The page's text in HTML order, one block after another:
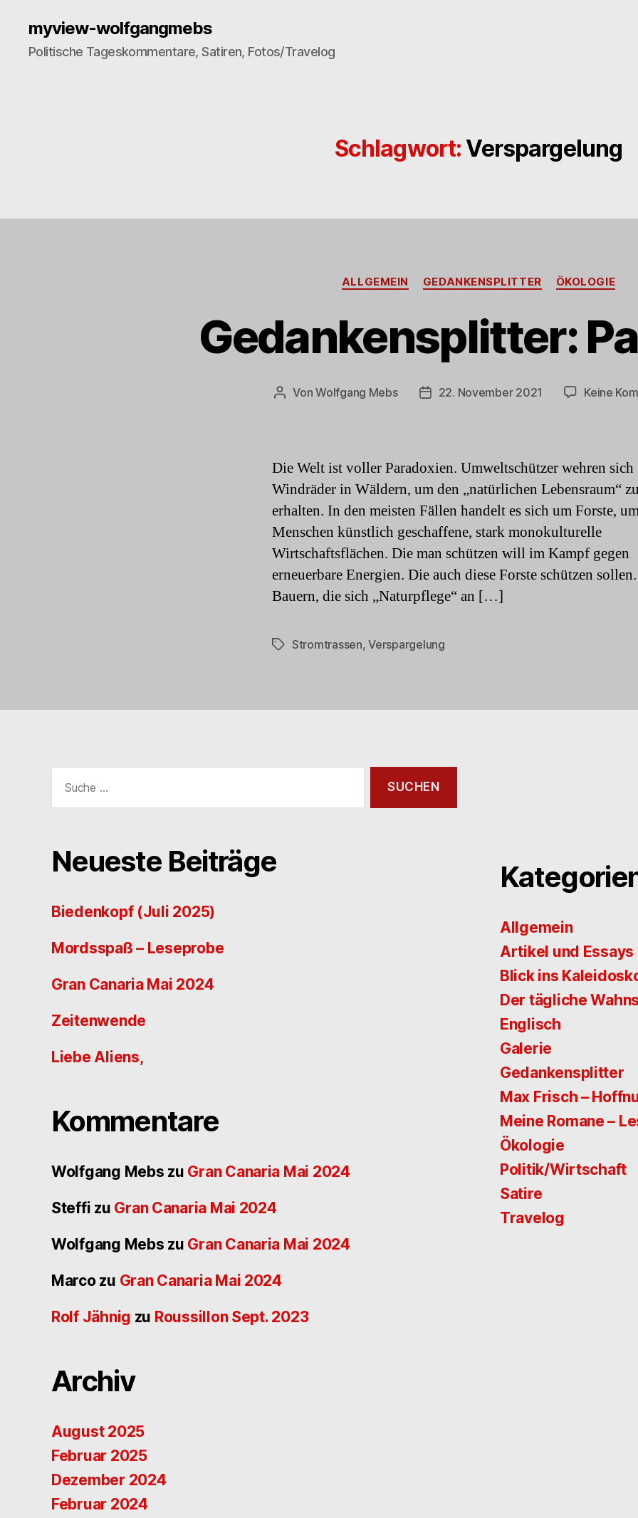
myview-wolfgangmebs
Politische Tageskommentare, Satiren, Fotos/Travelog
Schlagwort: Verspargelung
Kategorien
ALLGEMEIN GEDANKENSPLITTER ÖKOLOGIE
Gedankensplitter:
Beitragsautor
VonWolfgang Mebs Beitragsdatum
22. November 2021 Keine
Die Welt ist voller Paradoxien. Umweltschützer wehren sich
Windräder in Wäldern, um den „natürlichen Lebensraum“
erhalten. In den meisten Fällen handelt es sich um Forste,
Menschen künstlich geschaffene, stark monokulturelle
Wirtschaftsflächen. Die man schützen will im Kampf gegen
erneuerbare Energien. Die auch diese Forste schützen sollen.
Bauern, die sich „Naturpflege“ an […]
Schlagwörter
Stromtrassen,Verspargelung
nach:
Neueste Beiträge
Biedenkopf (Juli 2025)
Mordsspaß – Leseprobe
Gran Canaria Mai 2024
Zeitenwende
Liebe Aliens,
Kommentare
Wolfgang Mebs zu Gran Canaria Mai 2024
Steffi zu Gran Canaria Mai 2024
Wolfgang Mebs zu Gran Canaria Mai 2024
Marcozu Gran Canaria Mai 2024
Rolf Jähnig zu Roussillon Sept. 2023
Archiv
August 2025
Februar 2025
Dezember 2024
Februar 2024
Allgemein
Artikel und Essays
Blick ins
Der tägliche
Englisch
Galerie
Gedankensplitter
Max Frisch –
Meine Romane –
Ökologie
Politik/Wirtschaft
Satire
Travelog